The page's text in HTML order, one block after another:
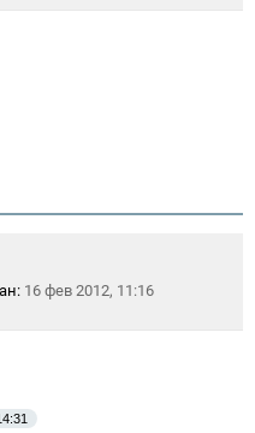
16 фев 2012, 11:16